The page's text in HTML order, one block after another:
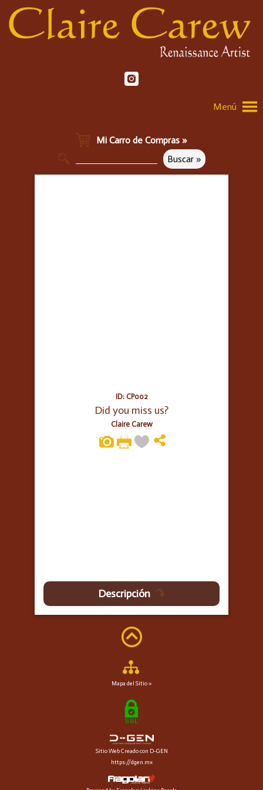
Menú
Mi Carro de Compras »
ID: CP002
Did you miss us?
Claire Carew
Descripción
Mapa del Sitio »
Sitio Web Creado con D-GEN
https://dgen.mx